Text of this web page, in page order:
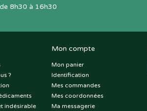
8h30 à 16h30
?
indésirable
Mon compte
Mon panier
Identification
Mes commandes
Mes coordonnées
Ma messagerie